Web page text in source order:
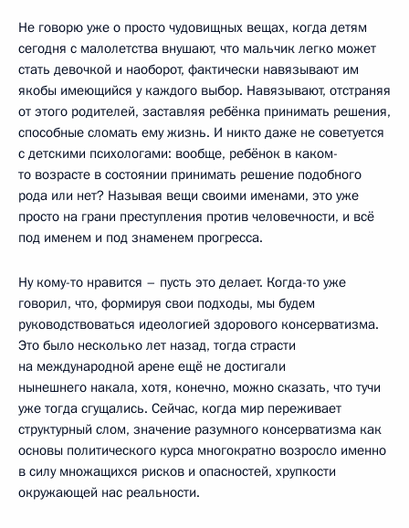
Не говорю уже о просто чудовищных вещах, когда детям
сегодня с малолетства внушают, что мальчик легко может
стать девочкой и наоборот, фактически навязывают им
якобы имеющийся у каждого выбор. Навязывают, отстраняя
от этого родителей, заставляя ребёнка принимать решения,
способные сломать ему жизнь. И никто даже не советуется
с детскими психологами: вообще, ребёнок в каком-
то возрасте в состоянии принимать решение подобного
рода или нет? Называя вещи своими именами, это уже
просто на грани преступления против человечности, и всё
под именем и под знаменем прогресса.
Ну кому-то нравится – пусть это делает. Когда-то уже
говорил, что, формируя свои подходы, мы будем
руководствоваться идеологией здорового консерватизма.
Это было несколько лет назад, тогда страсти
на международной арене ещё не достигали
нынешнего накала, хотя, конечно, можно сказать, что тучи
уже тогда сгущались. Сейчас, когда мир переживает
структурный слом, значение разумного консерватизма как
основы политического курса многократно возросло именно
в силу множащихся рисков и опасностей, хрупкости
окружающей нас реальности.